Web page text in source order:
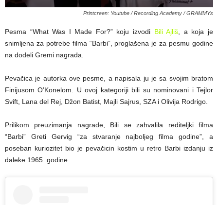
Printcreen: Youtube / Recording Academy / GRAMMYs
Pesma “What Was I Made For?” koju izvodi Bili Ajliš, a koja je
snimljena za potrebe filma “Barbi”, proglašena je za pesmu godine
na dodeli Gremi nagrada.
Pevačica je autorka ove pesme, a napisala ju je sa svojim bratom
Finijusom O’Konelom. U ovoj kategoriji bili su nominovani i Tejlor
Svift, Lana del Rej, Džon Batist, Majli Sajrus, SZA i Olivija Rodrigo.
Prilikom preuzimanja nagrade, Bili se zahvalila rediteljki filma
“Barbi” Greti Gervig “za stvaranje najboljeg filma godine”, a
poseban kuriozitet bio je pevačicin kostim u retro Barbi izdanju iz
daleke 1965. godine.